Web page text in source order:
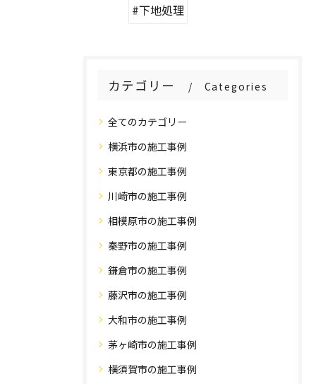
#下地処理
カテゴリー Categories
全てのカテゴリー
横浜市の施工事例
東京都の施工事例
川崎市の施工事例
相模原市の施工事例
秦野市の施工事例
鎌倉市の施工事例
藤沢市の施工事例
大和市の施工事例
茅ヶ崎市の施工事例
横須賀市の施工事例